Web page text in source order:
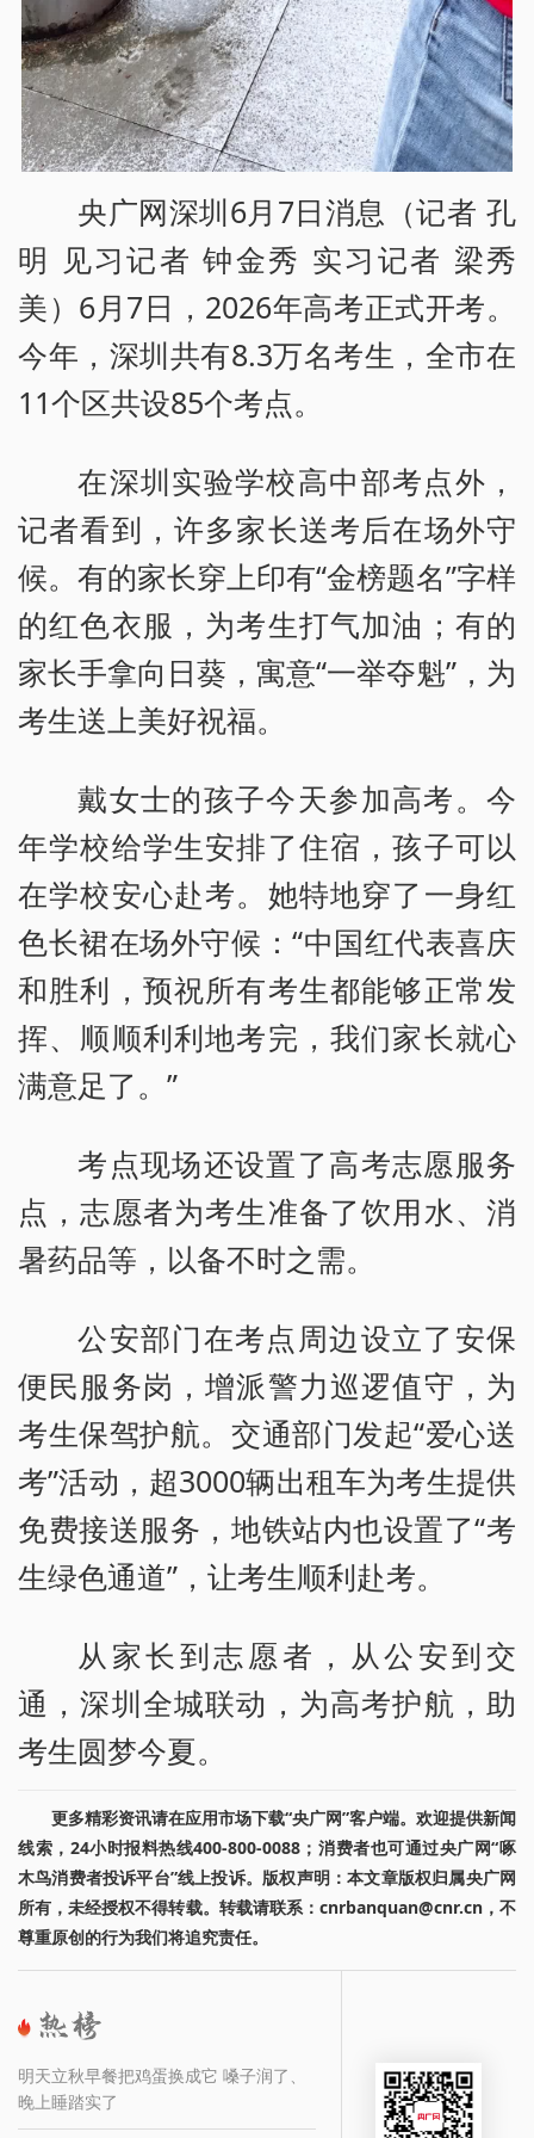
央广网深圳6月7日消息（记者 孔
明 见习记者 钟金秀 实习记者 梁秀
美）6月7日，2026年高考正式开考。
今年，深圳共有8.3万名考生，全市在
11个区共设85个考点。
在深圳实验学校高中部考点外，
记者看到，许多家长送考后在场外守
候。有的家长穿上印有“金榜题名”字样
的红色衣服，为考生打气加油；有的
家长手拿向日葵，寓意“一举夺魁”，为
考生送上美好祝福。
戴女士的孩子今天参加高考。今
年学校给学生安排了住宿，孩子可以
在学校安心赴考。她特地穿了一身红
色长裙在场外守候：“中国红代表喜庆
和胜利，预祝所有考生都能够正常发
挥、顺顺利利地考完，我们家长就心
满意足了。”
考点现场还设置了高考志愿服务
点，志愿者为考生准备了饮用水、消
暑药品等，以备不时之需。
公安部门在考点周边设立了安保
便民服务岗，增派警力巡逻值守，为
考生保驾护航。交通部门发起“爱心送
考”活动，超3000辆出租车为考生提供
免费接送服务，地铁站内也设置了“考
生绿色通道”，让考生顺利赴考。
从家长到志愿者，从公安到交
通，深圳全城联动，为高考护航，助
考生圆梦今夏。
更多精彩资讯请在应用市场下载“央广网”客户端。欢迎提供新闻
线索，24小时报料热线400-800-0088；消费者也可通过央广网“啄
木鸟消费者投诉平台”线上投诉。版权声明：本文章版权归属央广网
所有，未经授权不得转载。转载请联系：cnrbanquan@cnr.cn，不
尊重原创的行为我们将追究责任。
明天立秋早餐把鸡蛋换成它 嗓子润了、
晚上睡踏实了